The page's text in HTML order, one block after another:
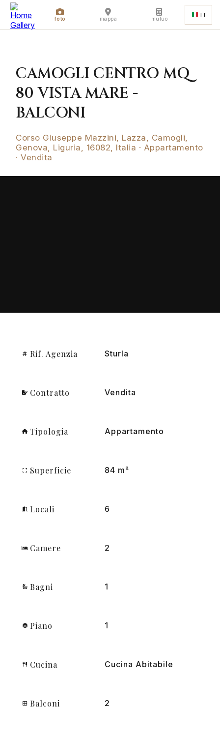
foto mappa mutuo
IT
CAMOGLI CENTRO MQ
80 VISTA MARE -
BALCONI
Corso Giuseppe Mazzini, Lazza, Camogli,
Genova, Liguria, 16082, Italia · Appartamento
· Vendita
Rif. Agenzia Sturla
Contratto Vendita
Tipologia Appartamento
Superficie 84 m²
Locali 6
Camere 2
Bagni 1
Piano 1
Cucina Cucina Abitabile
Balconi 2